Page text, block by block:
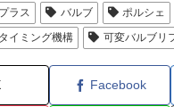
ラス
バルブ
ポルシェ
イミング機構
可変バルブリ
Facebook